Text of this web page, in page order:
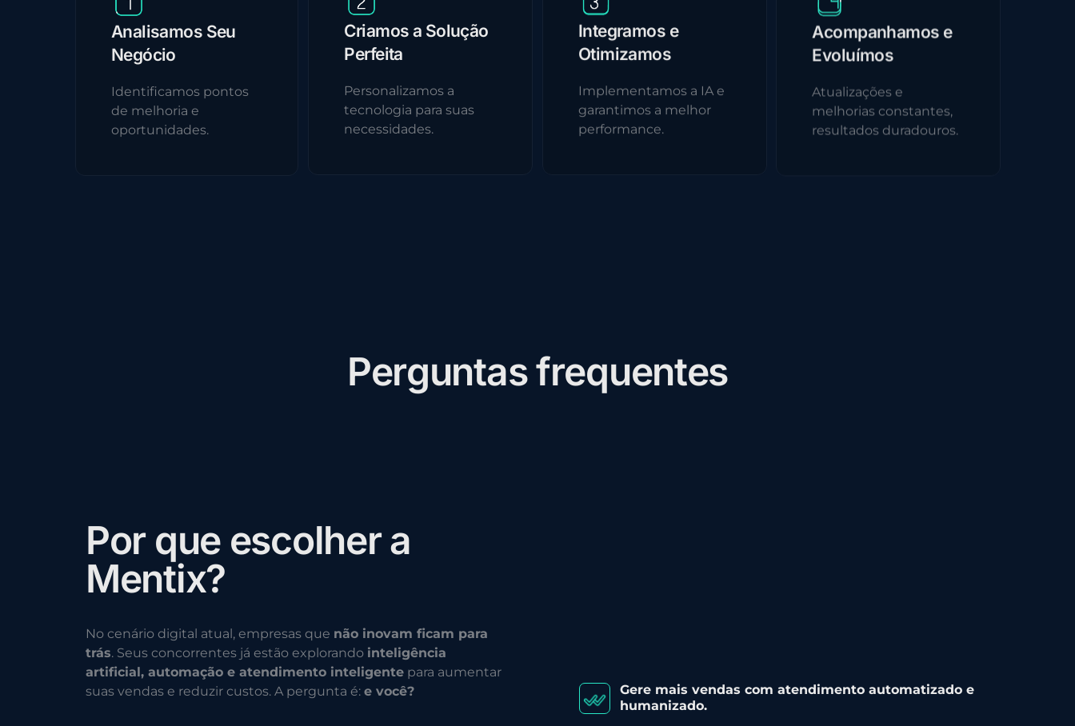
Analisamos Seu
Negócio
Identificamos pontos
de melhoria e
oportunidades.
Criamos a Solução
Perfeita
Personalizamos a
tecnologia para suas
necessidades.
Integramos e
Otimizamos
Implementamos a IA e
garantimos a melhor
performance.
Acompanhamos e
Evoluímos
Atualizações e
melhorias constantes,
resultados duradouros.
Perguntasfrequentes
Por que escolhera
Mentix?
No cenário digital atual, empresas que não inovam ficam para
trás. Seus concorrentes já estão explorando inteligência
artificial, automação e atendimento inteligente para aumentar
suas vendas e reduzir custos. A pergunta é: e você?
Gere mais vendas com atendimento automatizado e
humanizado.